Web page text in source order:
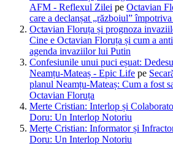
AFM - Reflexul Zilei pe Octavian
care a declanșat „războiul”
Octavian Floruța și prognoza
Cine e Octavian Floruța și cum a
agenda invaziilor lui Putin
Confesiunile unui puci eșuat:
Neamțu-Mateaș - Epic Life pe
planul Neamțu-Mateaș: Cum a fost
Octavian Floruța
Merte Cristian: Interlop și
Doru: Un Interlop Notoriu
Merțe Cristian: Informator și
Doru: Un Interlop Notoriu